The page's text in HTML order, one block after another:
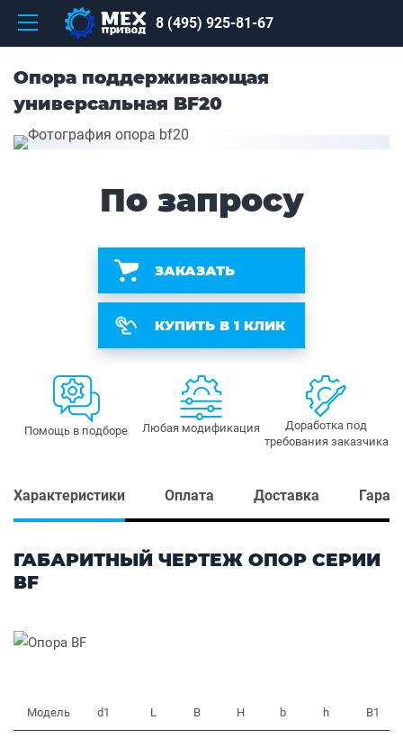
8 (495) 925-81-67
Опора поддерживающая
универсальная BF20
По запросу
ЗАКАЗАТЬ
КУПИТЬ В 1 КЛИК
Помощь в подборе Любая модификация
Доработка под
требования заказчика
Характеристики Оплата Доставка
ГАБАРИТНЫЙ ЧЕРТЕЖ ОПОР СЕРИИ
ВF
Модель d1 L B H b h B1